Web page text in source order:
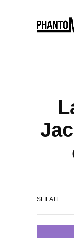
SFILATE